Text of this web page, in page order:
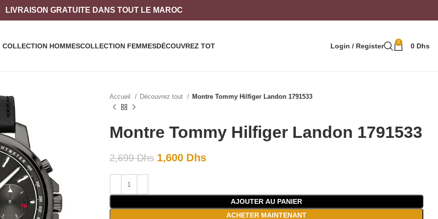
LIVRAISON GRATUITE DANS TOUT LE MAROC
COLLECTION HOMMESCOLLECTION FEMMESDÉCOUVREZ TOT Login / Register 0 0 Dhs
Accueil Découvrez tout Montre Tommy Hilfiger Landon 1791533
Montre Tommy Hilfiger Landon 1791533
2,699Dhs 1,600 Dhs
AJOUTER AU PANIER
ACHETER MAINTENANT